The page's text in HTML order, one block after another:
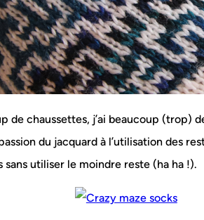
de chaussettes, j’ai beaucoup (trop)
du jacquard à l’utilisation des
utiliser le moindre reste (ha ha !).